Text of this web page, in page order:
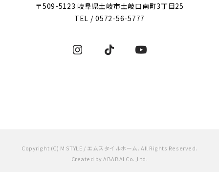
〒509-5123 岐阜県土岐市土岐口南町3丁目25
TEL /0572-56-5777
Copyright (C) M STYLE / エムスタイルホーム. All Rights Reserved.
Created byABABAI Co.,Ltd.